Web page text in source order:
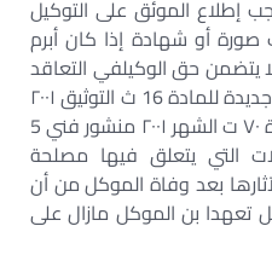
إطلاع الموئق على التوكيل
صورة أو شهادة إذا كان أبرم
يتضمن حق الوکیلفي التعاقد
مع نفسه . وأضاف بذلك فقرة جديدة للمادة 16 ث التوثيق ۲۰۰۱
والغي الفقرة الأخيرة من المادة ۷۰ ت الشهر ۲۰۰۱ منشور فني 5
التي يتعلق فيها مصلحة
بعد وفاة الموكل من أن
تعهدا بن الموكل مازال على